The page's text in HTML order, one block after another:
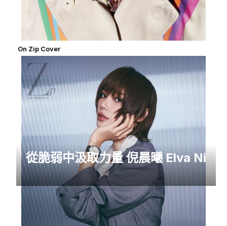
On Zip Cover
從脆弱中汲取力量 倪晨曦 Elva Ni